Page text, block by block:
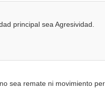
principal sea Agresividad.
sea remate ni movimiento